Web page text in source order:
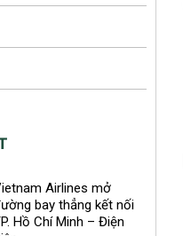
Airlines mở
bay thẳng kết nối
Hồ Chí Minh – Điện